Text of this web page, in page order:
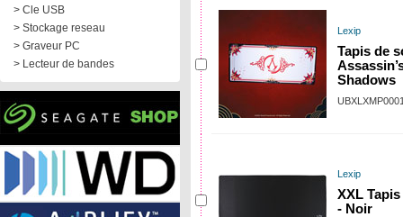
> Cle USB
> Stockage reseau
> Graveur PC
> Lecteur de bandes
Lexip
Tapis de
Shadows
Lexip
XXL
- Noir